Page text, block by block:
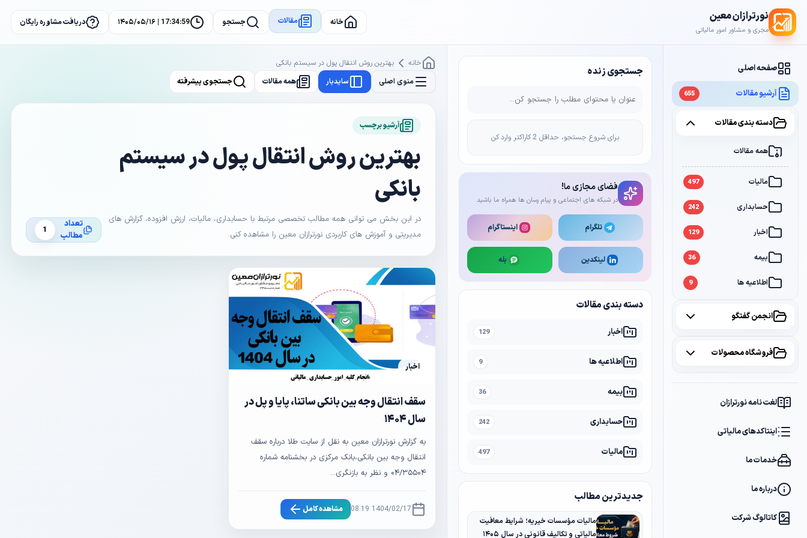
نورترازان معین
مجری و مشاور امور مالیاتی
خانه مقالات جستجو 17:34:59 | ۱۴۰۵/۰۵/۱۶ دریافت مشاوره رایگان
صفحه اصلی
آرشیو مقالات 655
دسته بندی مقالات
همه مقالات
مالیات 497
حسابداری 242
اخبار 129
بیمه 36
اطلاعیه ها 9
انجمن گفتگو
سامانه مودیان
بانک
فروشگاه محصولات
پکیج DVD آموزشی
کتاب ها
فایل های دانلودی
لغت نامه نورترازان
اینتاکدهای مالیاتی
خدمات ما
درباره ما
کاتالوگ شرکت
جستجوی زنده
برای شروع جستجو، حداقل 2 کاراکتر وارد کن
فضای مجازی ما!
در شبکه های اجتماعی و پیام رسان ها همراه ما باشید
تلگرام اینستاگرام
لینکدین بله
دسته بندی مقالات
اخبار 129
اطلاعیه ها 9
بیمه 36
حسابداری 242
مالیات 497
جدیدترین مطالب
مالیات مؤسسات خیریه؛ شرایط معافیت
مالیاتی و تکالیف قانونی در سال ۱۴۰۵
خانه
بهترین روش انتقال پول در سیستم بانکی
منوی اصلی
سایدبار همه مقالات جستجوی پیشرفته
آرشیو برچسب
بهترین روش انتقال پول در سیستم
بانکی
در این بخش می توانی همه مطالب تخصصی مرتبط با حسابداری، مالیات، ارزش افزوده، گزارش های
مدیریتی و آموزش های کاربردی نورترازان معین را مشاهده کنی.
تعداد
مطالب
1
اخبار
سقف انتقال وجه بین بانکی ساتنا، پایا و پل در
سال ۱۴۰۴
به گزارش نورترازان معین به نقل از سایت طلا درباره سقف
انتقال وجه بین بانکی،بانک مرکزی در بخشنامه شماره
۰۴/۳۵۵۰۴ و نظر به بازنگری...
1404/02/17 08:19 مشاهده کامل